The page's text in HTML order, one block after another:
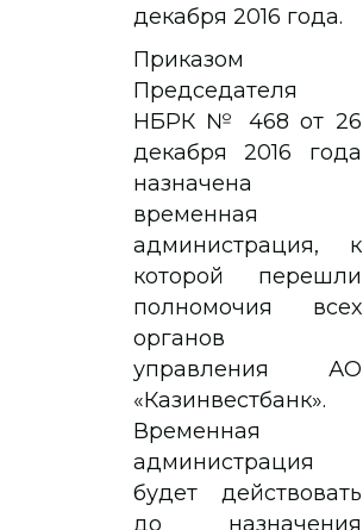
декабря 2016 года.
Приказом
Председателя
НБРК № 468 от 26
декабря 2016 года
назначена
временная
администрация, к
которой перешли
полномочия всех
органов
управления АО
«Казинвестбанк».
Временная
администрация
будет действовать
до назначения